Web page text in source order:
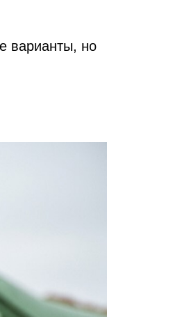
варианты, но